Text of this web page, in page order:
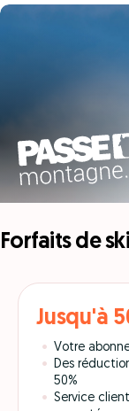
Forfaits de
Jusqu'à
Votre
Des
50%
Service